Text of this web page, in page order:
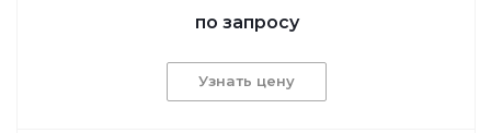
по запросу
Узнать цену